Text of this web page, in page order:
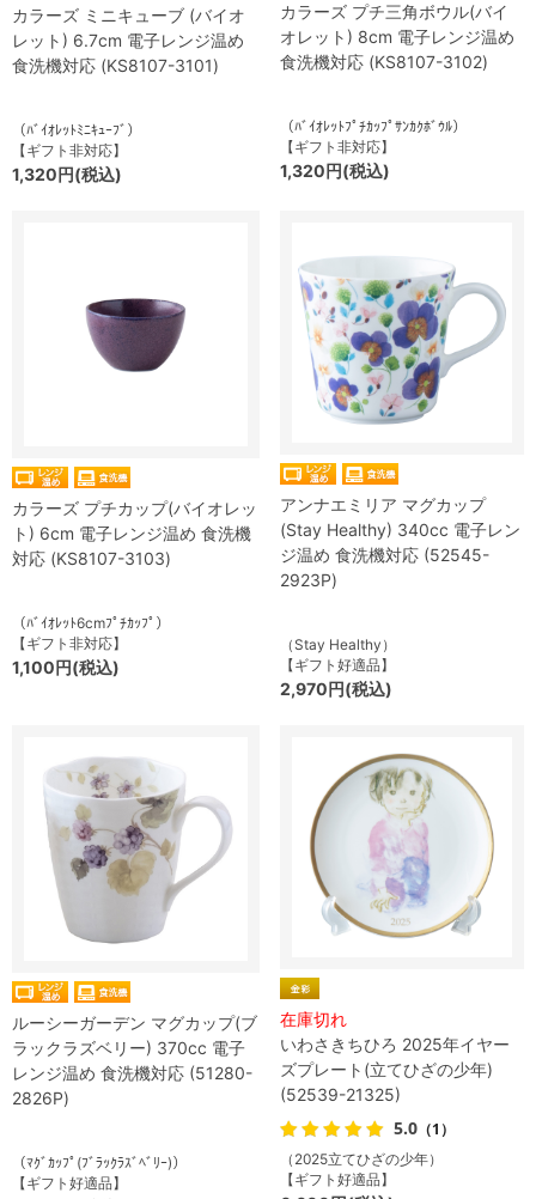
カラーズ ミニキューブ (バイオ
レット) 6.7cm 電子レンジ温め
食洗機対応 (KS8107-3101)
（ﾊﾞｲｵﾚｯﾄﾐﾆｷｭｰﾌﾞ）
【ギフト非対応】
1,320円(税込)
カラーズ プチ三角ボウル(バイ
オレット) 8cm 電子レンジ温め
食洗機対応 (KS8107-3102)
（ﾊﾞｲｵﾚｯﾄﾌﾟﾁｶｯﾌﾟｻﾝｶｸﾎﾞｳﾙ）
【ギフト非対応】
1,320円(税込)
カラーズ プチカップ(バイオレッ
ト) 6cm 電子レンジ温め 食洗機
対応 (KS8107-3103)
（ﾊﾞｲｵﾚｯﾄ6cmﾌﾟﾁｶｯﾌﾟ）
【ギフト非対応】
1,100円(税込)
アンナエミリア マグカップ
(Stay Healthy) 340cc 電子レン
ジ温め 食洗機対応 (52545-
2923P)
（Stay Healthy）
【ギフト好適品】
2,970円(税込)
ルーシーガーデン マグカップ(ブ
ラックラズベリー) 370cc 電子
レンジ温め 食洗機対応 (51280-
2826P)
（ﾏｸﾞｶｯﾌﾟ(ﾌﾞﾗｯｸﾗｽﾞﾍﾞﾘｰ)）
【ギフト好適品】
在庫切れ
いわさきちひろ 2025年イヤー
ズプレート(立てひざの少年)
(52539-21325)
5.0 （1）
（2025立てひざの少年）
【ギフト好適品】